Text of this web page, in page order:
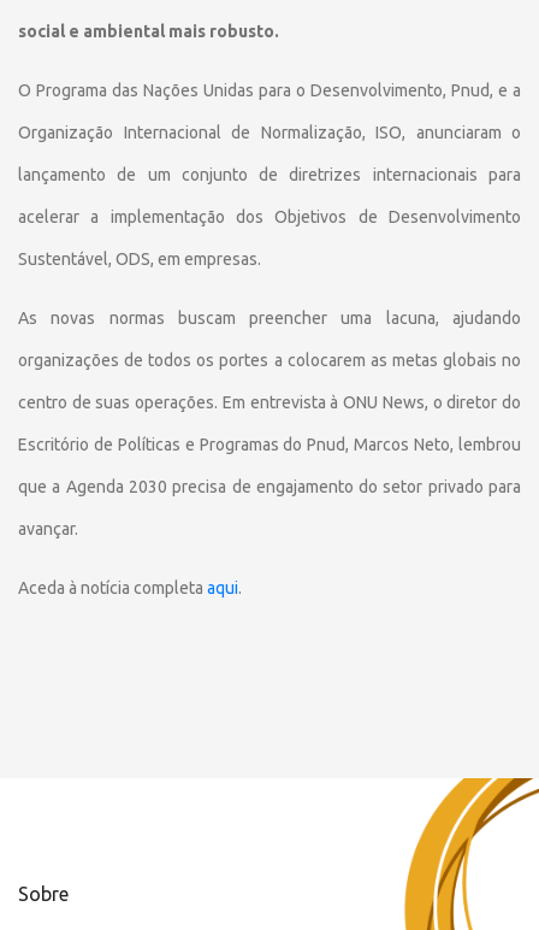
social e ambiental mais robusto.
O Programa das Nações Unidas para o Desenvolvimento, Pnud, e a
Organização Internacional de Normalização, ISO, anunciaram o
lançamento de um conjunto de diretrizes internacionais para
acelerar a implementação dos Objetivos de Desenvolvimento
Sustentável, ODS, em empresas.
As novas normas buscam preencher uma lacuna, ajudando
organizações de todos os portes a colocarem as metas globais no
centro de suas operações. Em entrevista à ONU News, o diretor do
Escritório de Políticas e Programas do Pnud, Marcos Neto, lembrou
que a Agenda 2030 precisa de engajamento do setor privado para
avançar.
Aceda à notícia completa aqui.
Sobre